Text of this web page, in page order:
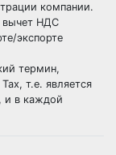
компании.
вычет НДС
экспорте
термин,
т.е. является
и в каждой